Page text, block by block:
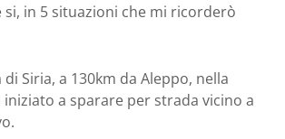
in 5 situazioni che mi ricorderò
Siria, a 130km da Aleppo, nella
a sparare per strada vicino a